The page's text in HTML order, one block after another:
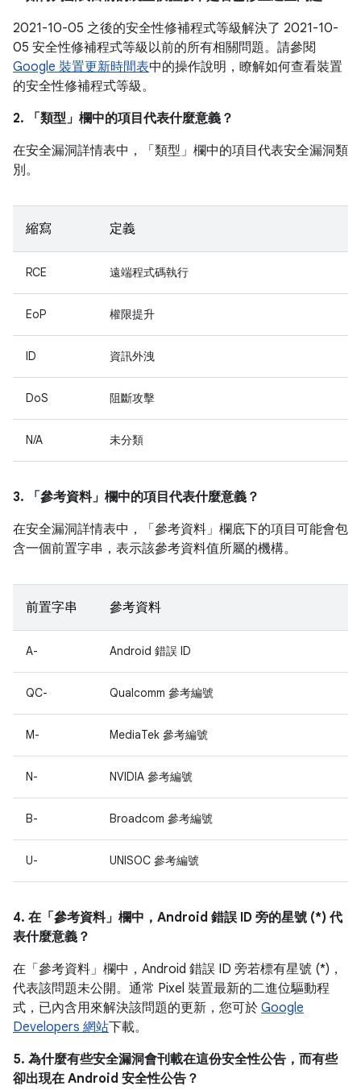
2021-10-05 之後的安全性修補程式等級解決了 2021-10-
05 安全性修補程式等級以前的所有相關問題。請參閱
Google 裝置更新時間表中的操作說明，瞭解如何查看裝置
的安全性修補程式等級。
2. 「類型」 欄中的項目代表什麼意義？
在安全漏洞詳情表中，「類型」 欄中的項目代表安全漏洞類
別。
縮寫 定義
RCE 遠端程式碼執行
EoP 權限提升
ID 資訊外洩
DoS 阻斷攻擊
N/A 未分類
3. 「參考資料」 欄中的項目代表什麼意義？
在安全漏洞詳情表中，「參考資料」 欄底下的項目可能會包
含一個前置字串，表示該參考資料值所屬的機構。
前置字串 參考資料
A- Android 錯誤 ID
QC- Qualcomm 參考編號
M- MediaTek 參考編號
N- NVIDIA 參考編號
B- Broadcom 參考編號
U- UNISOC 參考編號
4. 在「參考資料」 欄中，Android 錯誤 ID 旁的星號 (*) 代
表什麼意義？
在「參考資料」欄中， Android 錯誤 ID 旁若標有星號 (*)，
代表該問題未公開。通常 Pixel 裝置最新的二進位驅動程
式，已內含用來解決該問題的更新，您可於 Google
Developers 網站下載。
5. 為什麼有些安全漏洞會刊載在這份安全性公告，而有些
卻出現在 Android 安全性公告？